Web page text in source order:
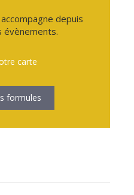
depuis
évènements.
carte
formules